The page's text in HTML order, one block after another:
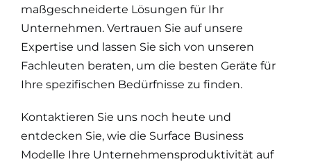
maßgeschneiderte Lösungen für Ihr
Unternehmen. Vertrauen Sie auf unsere
Expertise und lassen Sie sich von unseren
Fachleuten beraten, um die besten Geräte für
Ihre spezifischen Bedürfnisse zu finden.
Kontaktieren Sie uns noch heute und
entdecken Sie, wie die Surface Business
Modelle Ihre Unternehmensproduktivität auf